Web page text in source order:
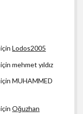
içinLodos2005
içinmehmet yıldız
içinMUHAMMED
içinOğuzhan